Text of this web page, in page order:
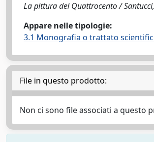
La pittura del Quattrocento /
Appare nelle tipologie:
3.1 Monografia o trattato
File in questo prodotto:
Non ci sono file associati a questo